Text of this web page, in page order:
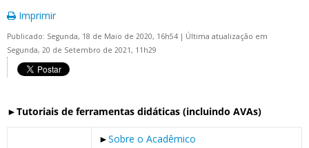
Imprimir
Publicado: Segunda, 18 de Maio de 2020, 16h54 | Última atualização em
Segunda, 20 de Setembro de 2021, 11h29
►Tutoriais de ferramentas didáticas (incluindo AVAs)
►Sobre o Acadêmico